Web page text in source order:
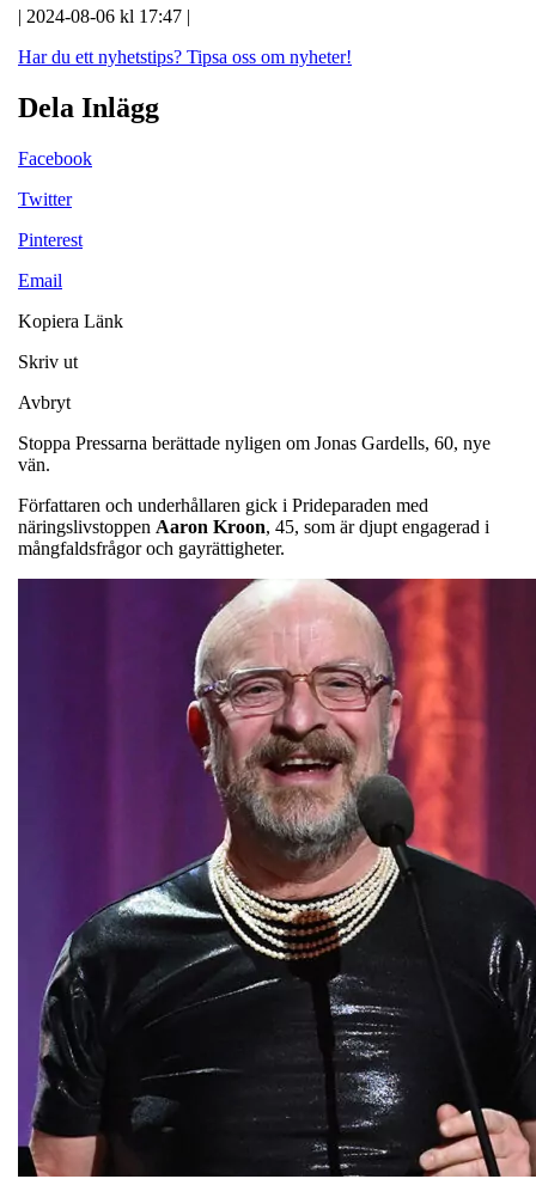
| 2024-08-06 kl 17:47 |
Har du ett nyhetstips? Tipsa oss om nyheter!
Dela Inlägg
Facebook
Twitter
Pinterest
Email
Kopiera Länk
Skriv ut
Avbryt
Stoppa Pressarna berättade nyligen om Jonas Gardells, 60, nye
vän.
Författaren och underhållaren gick i Prideparaden med
näringslivstoppen Aaron Kroon, 45, som är djupt engagerad i
mångfaldsfrågor och gayrättigheter.